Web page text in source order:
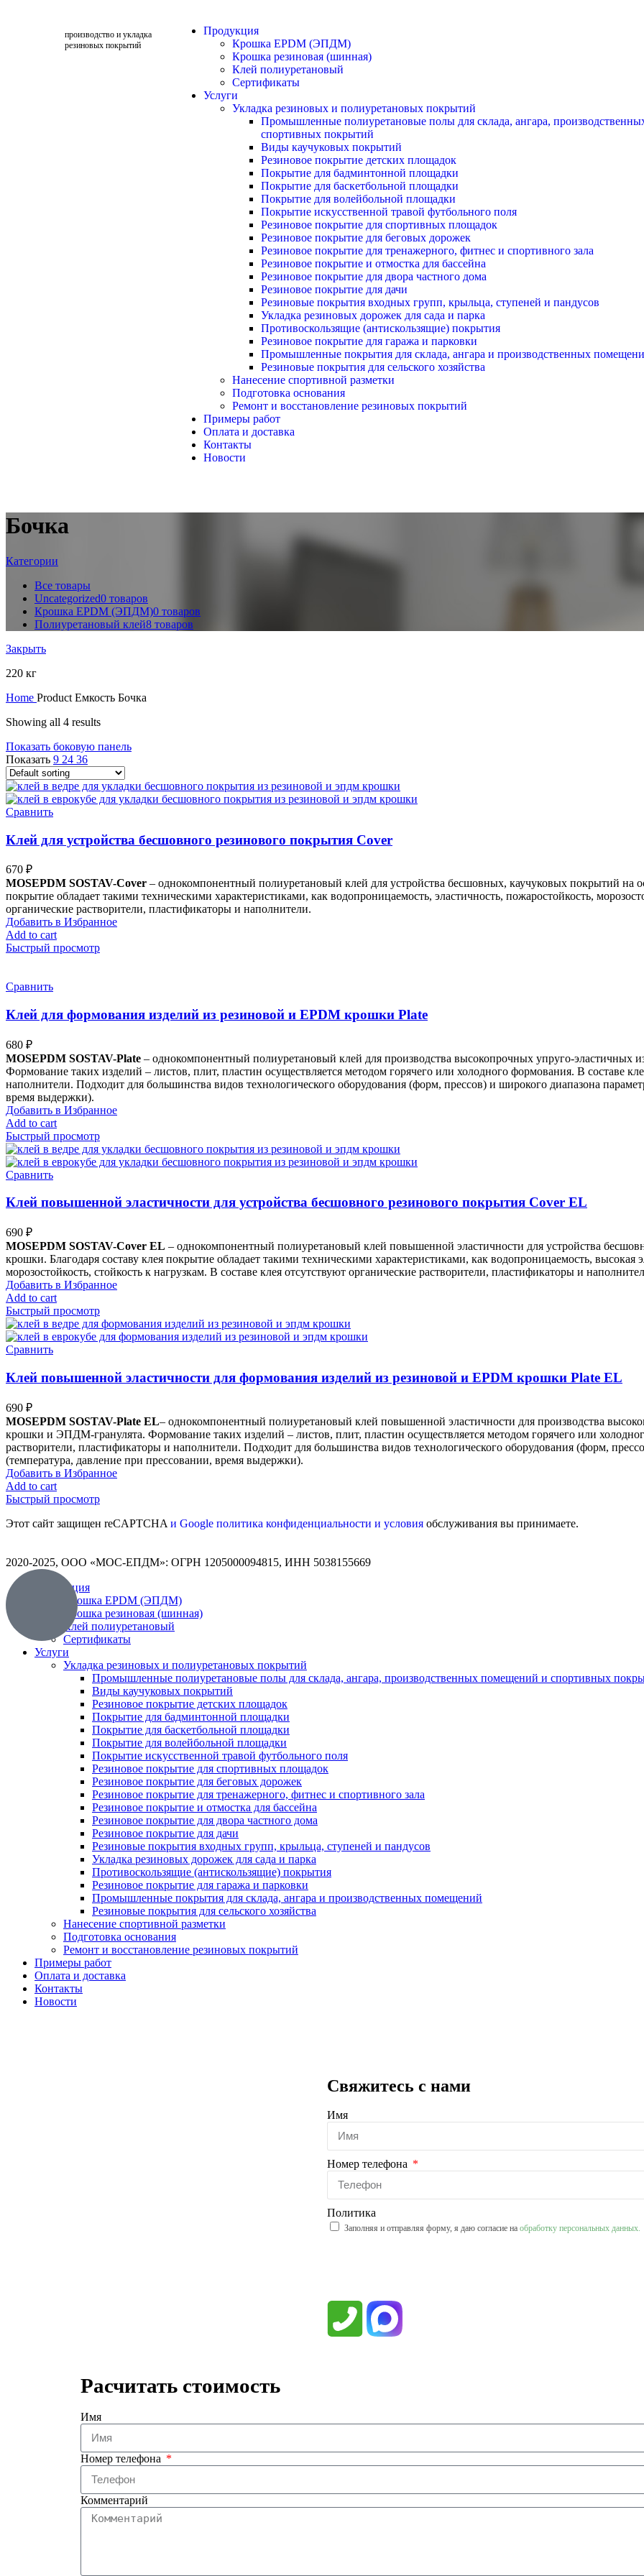
производство и укладка
резиновых покрытий
Продукция
Крошка EPDM (ЭПДМ)
Крошка резиновая (шинная)
Клей полиуретановый
Сертификаты
Услуги
Укладка резиновых и полиуретановых покрытий
Промышленные полиуретановые полы для склада, ангара,
спортивных покрытий
Виды каучуковых покрытий
Резиновое покрытие детских площадок
Покрытие для бадминтонной площадки
Покрытие для баскетбольной площадки
Покрытие для волейбольной площадки
Покрытие искусственной травой футбольного поля
Резиновое покрытие для спортивных площадок
Резиновое покрытие для беговых дорожек
Резиновое покрытие для тренажерного, фитнес и спортивного зала
Резиновое покрытие и отмостка для бассейна
Резиновое покрытие для двора частного дома
Резиновое покрытие для дачи
Резиновые покрытия входных групп, крыльца, ступеней и пандусов
Укладка резиновых дорожек для сада и парка
Противоскользящие (антискользящие) покрытия
Резиновое покрытие для гаража и парковки
Промышленные покрытия для склада, ангара и производственных
Резиновые покрытия для сельского хозяйства
Нанесение спортивной разметки
Подготовка основания
Ремонт и восстановление резиновых покрытий
Примеры работ
Оплата и доставка
Контакты
Новости
Бочка
Категории
Все товары
Uncategorized0 товаров
Крошка EPDM (ЭПДМ)0 товаров
Полиуретановый клей8 товаров
Закрыть
220 кг
Home Product Емкость Бочка
Showing all 4 results
Показать боковую панель
Показать 9 24 36
Сравнить
Клей для устройства бесшовного резинового покрытия Cover
670 ₽
MOSEPDM SOSTAV-Cover – однокомпонентный полиуретановый клей для устройства бесшовных, каучуковых покрытий на
покрытие обладает такими техническими характеристиками, как водопроницаемость, эластичность, пожаростойкость,
органические растворители, пластификаторы и наполнители.
Добавить в Избранное
Add to cart
Быстрый просмотр
Сравнить
Клей для формования изделий из резиновой и EPDM крошки Plate
680 ₽
MOSEPDM SOSTAV-Plate – однокомпонентный полиуретановый клей для производства высокопрочных упруго-
Формование таких изделий – листов, плит, пластин осуществляется методом горячего или холодного формования. В составе
наполнители. Подходит для большинства видов технологического оборудования (форм, прессов) и широкого диапазона
время выдержки).
Добавить в Избранное
Add to cart
Быстрый просмотр
Сравнить
Клей повышенной эластичности для устройства бесшовного резинового покрытия Cover EL
690 ₽
MOSEPDM SOSTAV-Cover EL – однокомпонентный полиуретановый клей повышенной эластичности для устройства
крошки. Благодаря составу клея покрытие обладает такими техническими характеристиками, как водопроницаемость, высокая
морозостойкость, стойкость к нагрузкам. В составе клея отсутствуют органические растворители, пластификаторы и
Добавить в Избранное
Add to cart
Быстрый просмотр
Сравнить
Клей повышенной эластичности для формования изделий из резиновой и EPDM крошки Plate EL
690 ₽
MOSEPDM SOSTAV-Plate EL– однокомпонентный полиуретановый клей повышенной эластичности для производства
крошки и ЭПДМ-гранулята. Формование таких изделий – листов, плит, пластин осуществляется методом горячего или
растворители, пластификаторы и наполнители. Подходит для большинства видов технологического оборудования (форм,
(температура, давление при прессовании, время выдержки).
Добавить в Избранное
Add to cart
Быстрый просмотр
Этот сайт защищен reCAPTCHA и Google политика конфиденциальности и условия обслуживания вы принимаете.
2020-2025, ООО «МОС-ЕПДМ»: ОГРН 1205000094815, ИНН 5038155669
Продукция
Крошка EPDM (ЭПДМ)
Крошка резиновая (шинная)
Клей полиуретановый
Сертификаты
Услуги
Укладка резиновых и полиуретановых покрытий
Промышленные полиуретановые полы для склада, ангара, производственных помещений и спортивных
Виды каучуковых покрытий
Резиновое покрытие детских площадок
Покрытие для бадминтонной площадки
Покрытие для баскетбольной площадки
Покрытие для волейбольной площадки
Покрытие искусственной травой футбольного поля
Резиновое покрытие для спортивных площадок
Резиновое покрытие для беговых дорожек
Резиновое покрытие для тренажерного, фитнес и спортивного зала
Резиновое покрытие и отмостка для бассейна
Резиновое покрытие для двора частного дома
Резиновое покрытие для дачи
Резиновые покрытия входных групп, крыльца, ступеней и пандусов
Укладка резиновых дорожек для сада и парка
Противоскользящие (антискользящие) покрытия
Резиновое покрытие для гаража и парковки
Промышленные покрытия для склада, ангара и производственных помещений
Резиновые покрытия для сельского хозяйства
Нанесение спортивной разметки
Подготовка основания
Ремонт и восстановление резиновых покрытий
Примеры работ
Оплата и доставка
Контакты
Новости
Свяжитесь с нами
Имя
Номер телефона
Политика
Заполняя и отправляя форму, я даю согласие на обработку персональных данных.
Расчитать стоимость
Имя
Номер телефона
Комментарий